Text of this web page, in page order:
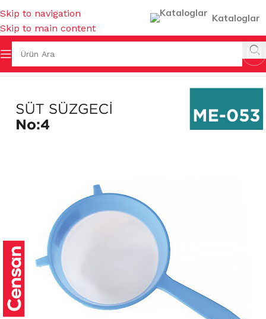
Skip to navigation
Skip to main content
Kataloglar
Ana Sayfa